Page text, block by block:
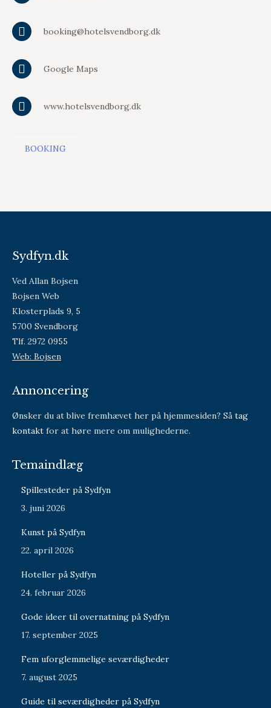
booking@hotelsvendborg.dk
Google Maps
www.hotelsvendborg.dk
BOOKING
Sydfyn.dk
Ved Allan Bojsen
Bojsen Web
Klosterplads 9, 5
5700 Svendborg
Tlf. 2972 0955
Web: Bojsen
Annoncering
Ønsker du at blive fremhævet her på hjemmesiden? Så tag
kontakt for at høre mere om mulighederne.
Temaindlæg
Spillesteder på Sydfyn
3. juni 2026
Kunst på Sydfyn
22. april 2026
Hoteller på Sydfyn
24. februar 2026
Gode ideer til overnatning på Sydfyn
17. september 2025
Fem uforglemmelige seværdigheder
7. august 2025
Guide til seværdigheder på Sydfyn